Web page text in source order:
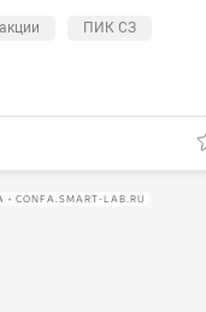
акции ПИК СЗ
CONFA.SMART-LAB.RU